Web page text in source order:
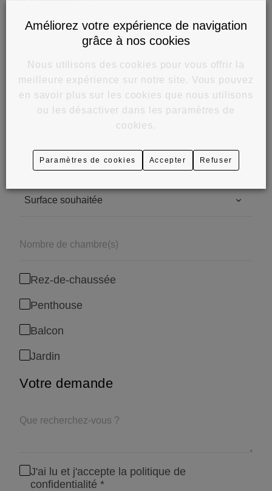
Critères
Rez-de-chaussée
Penthouse
Balcon
Jardin
Votre demande
J'ai lu et j'accepte la politique de
confidentialité *
Améliorez votre expérience de navigation
grâce à nos cookies
Nous utilisons des cookies pour vous offrir la
meilleure expérience sur notre site. Vous pouvez
en savoir plus sur les cookies que nous utilisons
ou les désactiver dans les paramètres de
cookies.
Paramètres de cookies Accepter Refuser